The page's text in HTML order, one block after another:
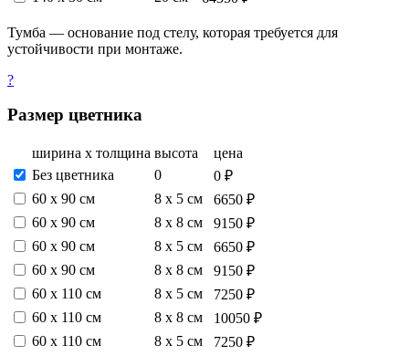
Тумба — основание под стелу, которая требуется для
устойчивости при монтаже.
?
Размер цветника
ширина х толщина высота
цена
Без цветника
0
0 ₽
60 х 90 см
8 х 5 см
6650 ₽
60 х 90 см
8 х 8 см
9150 ₽
60 х 90 см
8 х 5 см
6650 ₽
60 х 90 см
8 х 8 см
9150 ₽
60 х 110 см
8 х 5 см
7250 ₽
60 х 110 см
8 х 8 см
10050 ₽
60 х 110 см
8 х 5 см
7250 ₽